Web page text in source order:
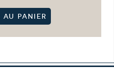
AU PANIER